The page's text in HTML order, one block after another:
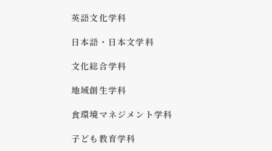
英語文化学科
日本語・日本文学科
文化総合学科
地域創生学科
食環境マネジメント学科
子ども教育学科